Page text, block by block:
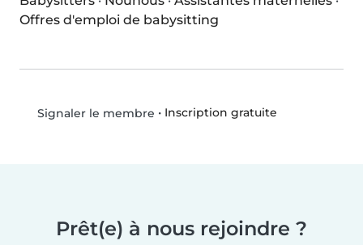
Offres d'emploi de babysitting
Signaler le membre • Inscription gratuite
Prêt(e) à nous rejoindre ?